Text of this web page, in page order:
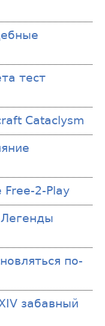
тест
Cataclysm
Free-2-Play
Легенды
по-
забавный